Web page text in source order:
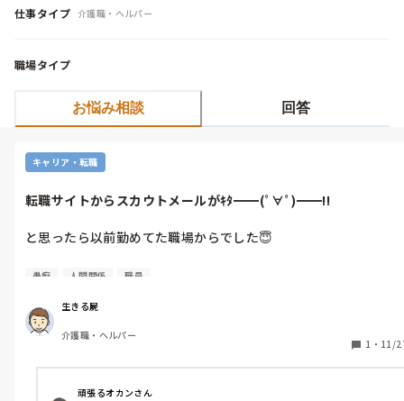
仕事タイプ 介護職・ヘルパー
職場タイプ
お悩み相談 回答
キャリア・転職
転職サイトからスカウトメールがｷﾀ━━(ﾟ∀ﾟ)━━!!
と思ったら以前勤めてた職場からでした😇
「お前の代わりはいくらでもいる」って人を邪険に扱った結果
スカウトメールの文面はテンプレで、クソみたいな条件で求人出
してもクソみたいな奴しか来ないぞ😁
理想の人材が来る前に、お前の会社人手不足で潰れちゃいますか
ら…残念😆😆😆
愚痴 人間関係 職員
生きる屍
介護職・ヘルパー
1 ・ 11/
頑張るオカンさん